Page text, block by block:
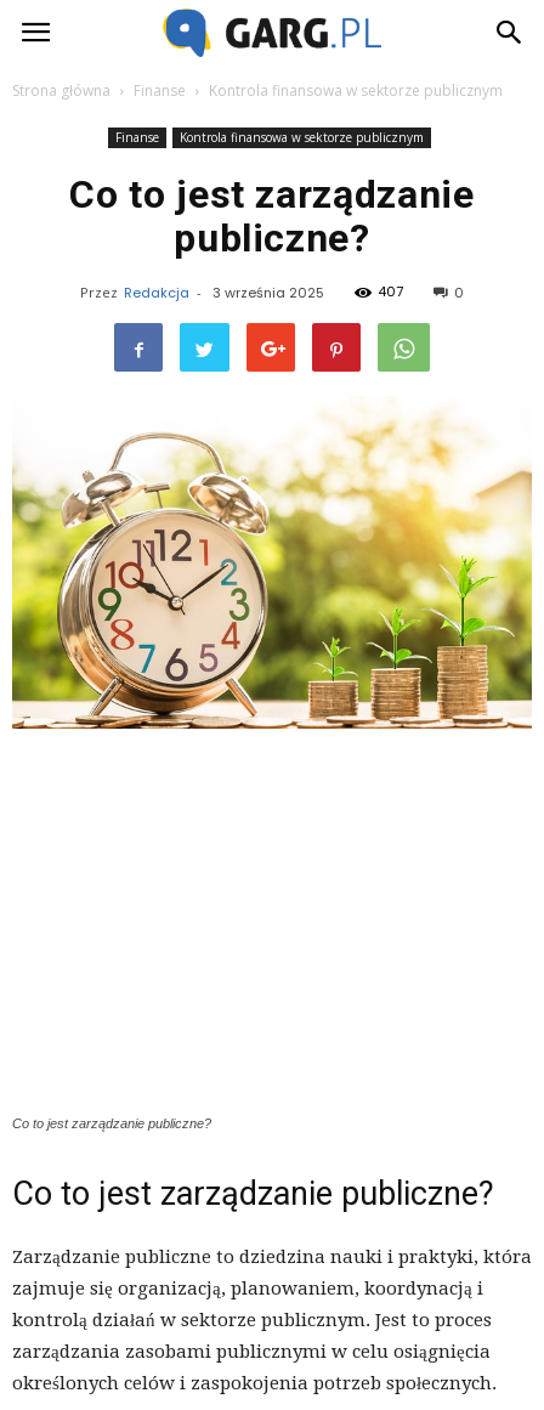
Garg.pl
Strona główna Finanse Kontrola finansowa w sektorze publicznym
Finanse Kontrola finansowa w sektorze publicznym
Co to jest zarządzanie
publiczne?
Przez Redakcja - 3 września 2025 407 0
Co to jest zarządzanie publiczne?
Co to jest zarządzanie publiczne?
Zarządzanie publiczne to dziedzina nauki i praktyki, która
zajmuje się organizacją, planowaniem, koordynacją i
kontrolą działań w sektorze publicznym. Jest to proces
zarządzania zasobami publicznymi w celu osiągnięcia
określonych celów i zaspokojenia potrzeb społecznych.